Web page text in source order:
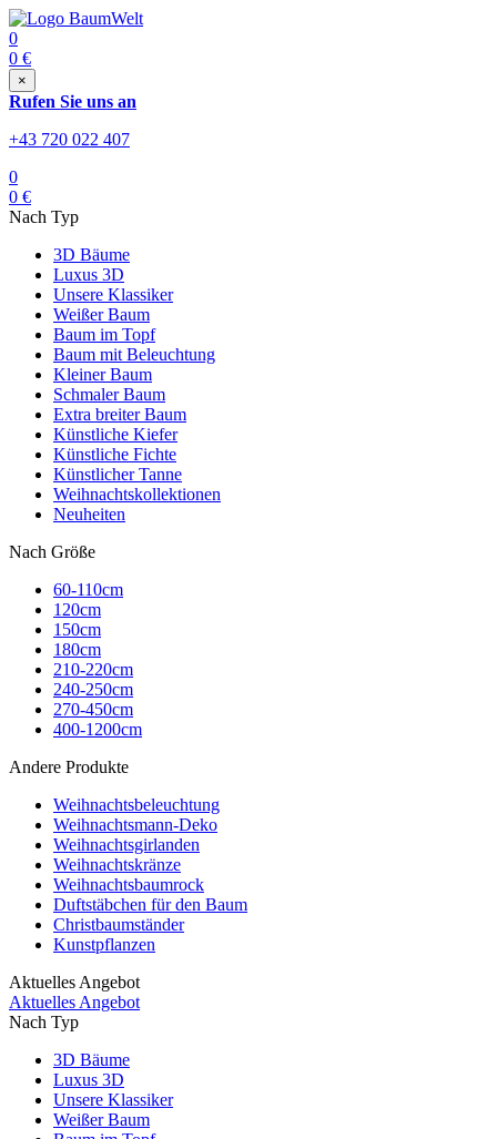
0
0 €
×
Rufen Sie uns an
+43 720 022 407
0
0 €
Nach Typ
3D Bäume
Luxus 3D
Unsere Klassiker
Weißer Baum
Baum im Topf
Baum mit Beleuchtung
Kleiner Baum
Schmaler Baum
Extra breiter Baum
Künstliche Kiefer
Künstliche Fichte
Künstlicher Tanne
Weihnachtskollektionen
Neuheiten
Nach Größe
60-110cm
120cm
150cm
180cm
210-220cm
240-250cm
270-450cm
400-1200cm
Andere Produkte
Weihnachtsbeleuchtung
Weihnachtsmann-Deko
Weihnachtsgirlanden
Weihnachtskränze
Weihnachtsbaumrock
Duftstäbchen für den Baum
Christbaumständer
Kunstpflanzen
Aktuelles Angebot
Aktuelles Angebot
Nach Typ
3D Bäume
Luxus 3D
Unsere Klassiker
Weißer Baum